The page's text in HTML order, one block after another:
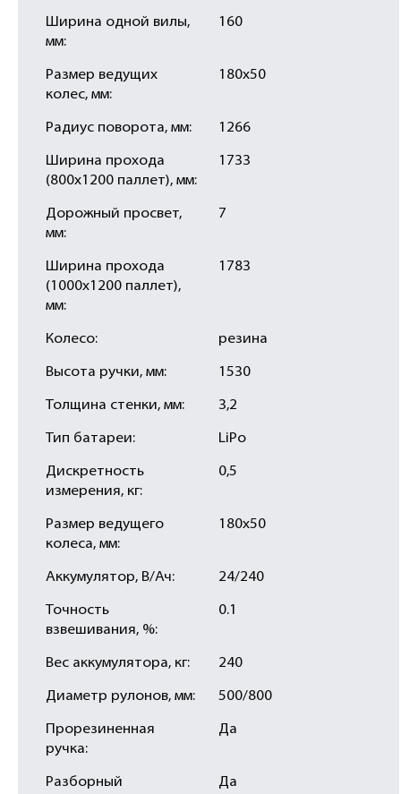
Ширина одной вилы,
мм:
160
Размер ведущих
колес, мм:
180х50
Радиус поворота, мм: 1266
Ширина прохода
(800х1200 паллет), мм:
1733
Дорожный просвет,
мм:
7
Ширина прохода
(1000х1200 паллет),
мм:
1783
Колесо: резина
Высота ручки, мм: 1530
Толщина стенки, мм: 3,2
Тип батареи: LiPo
Дискретность
измерения, кг:
0,5
Размер ведущего
колеса, мм:
180х50
Аккумулятор, В/Ач: 24/240
Точность
взвешивания, %:
0.1
Вес аккумулятора, кг: 240
Диаметр рулонов, мм: 500/800
Прорезиненная
ручка:
Да
Разборный
Да